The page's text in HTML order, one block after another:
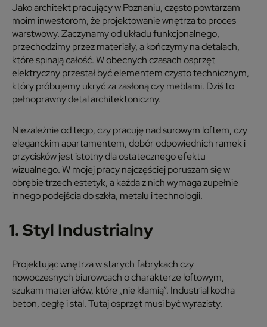
Jako architekt pracujący w Poznaniu, często powtarzam
moim inwestorom, że projektowanie wnętrza to proces
warstwowy. Zaczynamy od układu funkcjonalnego,
przechodzimy przez materiały, a kończymy na detalach,
które spinają całość. W obecnych czasach osprzęt
elektryczny przestał być elementem czysto technicznym,
który próbujemy ukryć za zasłoną czy meblami. Dziś to
pełnoprawny detal architektoniczny.
Niezależnie od tego, czy pracuję nad surowym loftem, czy
eleganckim apartamentem, dobór odpowiednich ramek i
przycisków jest istotny dla ostatecznego efektu
wizualnego. W mojej pracy najczęściej poruszam się w
obrębie trzech estetyk, a każda z nich wymaga zupełnie
innego podejścia do szkła, metalu i technologii.
1. Styl Industrialny
Projektując wnętrza w starych fabrykach czy
nowoczesnych biurowcach o charakterze loftowym,
szukam materiałów, które „nie kłamią”. Industrial kocha
beton, cegłę i stal. Tutaj osprzęt musi być wyrazisty.